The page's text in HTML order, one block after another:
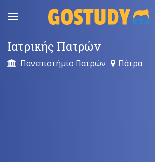
content
Ιατρικής Πατρών
Πανεπιστήμιο Πατρών Πάτρα